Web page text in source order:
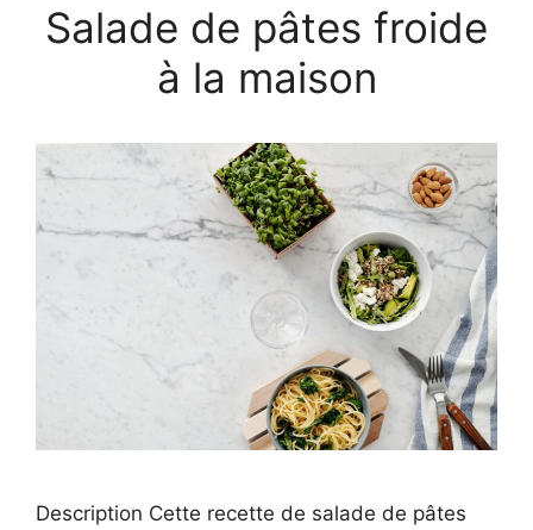
Salade de pâtes froide
à la maison
Description Cette recette de salade de pâtes